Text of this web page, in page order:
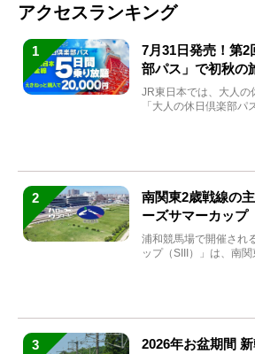
アクセスランキング
1
7月31日発売！第
部パス」で初秋の
JR東日本では、大人の
「大人の休日倶楽部パ
2
南関東2歳戦線の
ーズサマーカップ
と見どころをチェ
浦和競馬場で開催され
ップ（SIII）」は、南
3
2026年お盆期間